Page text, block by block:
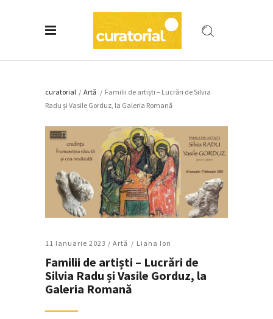
curatorial / Artǎ / Familii de artiști – Lucrări de Silvia
Radu și Vasile Gorduz, la Galeria Romană
11 Ianuarie 2023 / Artǎ Liana Ion
Familii de artiști – Lucrări de
Silvia Radu și Vasile Gorduz, la
Galeria Romană